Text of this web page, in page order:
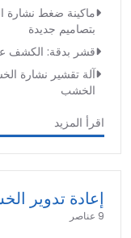
بتصاميم جديدة
قشر بدقة: الكشف
آلة تقشير نشارة
الخشب
اقرأ المزيد
إعادة تدوير
9 عناصر